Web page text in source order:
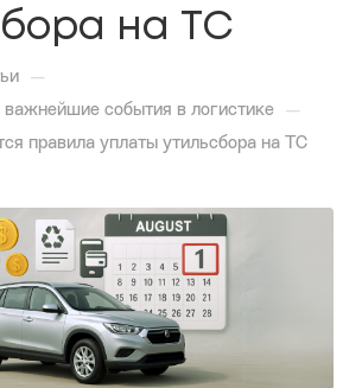
на ТС
—
важнейшие события в логистике —
правила уплаты утильсбора на ТС